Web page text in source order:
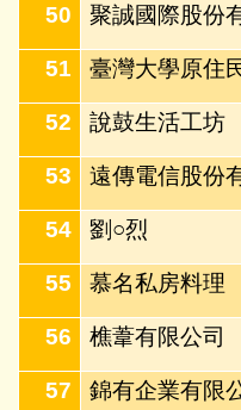
50 聚誠國際股份
51 臺灣大學原住
52 說鼓生活工坊
53 遠傳電信股份
54 劉○烈
55 慕名私房料理
56 樵葦有限公司
57 錦有企業有限